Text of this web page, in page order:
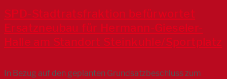
SPD-Stadtratsfraktion befürwortet
Ersatzneubau für Hermann-Gieseler-
Halle am Standort Steinkuhle/Sportplatz
In Bezug auf den geplanten Grundsatzbeschluss zum